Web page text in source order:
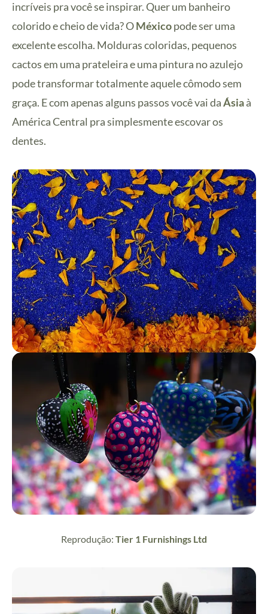
incríveis pra você se inspirar. Quer um banheiro
colorido e cheio de vida? OMéxicopode ser uma
excelente escolha. Molduras coloridas, pequenos
cactos em uma prateleira e uma pintura no azulejo
pode transformar totalmente aquele cômodo sem
graça. E com apenas alguns passos você vai daÁsiaà
América Central pra simplesmente escovar os
dentes.
Reprodução: Tier 1 Furnishings Ltd